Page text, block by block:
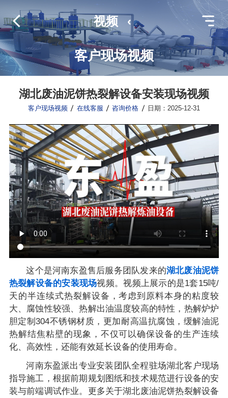
客户现场视频
视频 ‹
湖北废油泥饼热裂解设备安装现场视频
客户现场视频 在线客服 咨询价格 日期：2025-12-31
这个是河南东盈售后服务团队发来的湖北废油泥饼
热裂解设备的安装现场视频。视频上展示的是1套15吨/
天的半连续式热裂解设备，考虑到原料本身的粘度较
大、腐蚀性较强、热解出油温度较高的特性，热解炉炉
胆定制304不锈钢材质，更加耐高温抗腐蚀，缓解油泥
热解结焦粘壁的现象，不仅可以确保设备的生产连续
化、高效性，还能有效延长设备的使用寿命。
河南东盈派出专业安装团队全程驻场湖北客户现场
指导施工，根据前期规划图纸和技术规范进行设备的安
装与前端调试作业。更多关于湖北废油泥饼热裂解设备